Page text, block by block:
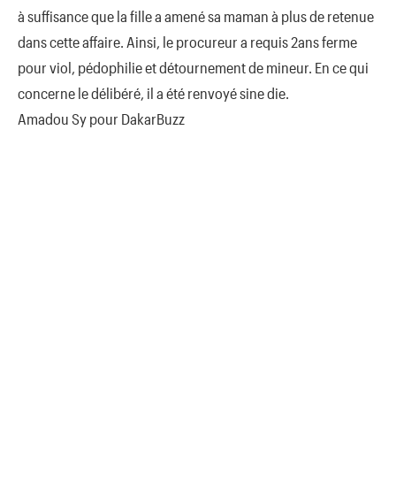
à suffisance que la fille a amené sa maman à plus de retenue
dans cette affaire. Ainsi, le procureur a requis 2ans ferme
pour viol, pédophilie et détournement de mineur. En ce qui
concerne le délibéré, il a été renvoyé sine die.
Amadou Sy pour DakarBuzz